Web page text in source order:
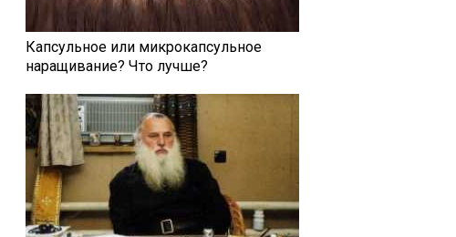
Капсульное или микрокапсульное
наращивание? Что лучше?